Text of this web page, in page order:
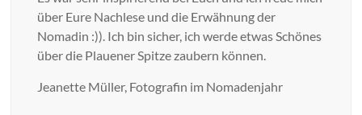
über Eure Nachlese und die Erwähnung der
Nomadin :)). Ich bin sicher, ich werde etwas Schönes
über die Plauener Spitze zaubern können.
Jeanette Müller, Fotografin im Nomadenjahr